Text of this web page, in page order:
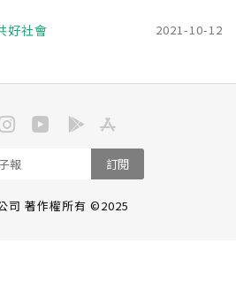
好社會 2021-10-12
訂閱
司 著作權所有 ©2025